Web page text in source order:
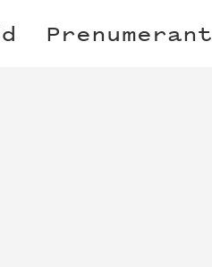
Prenumerant